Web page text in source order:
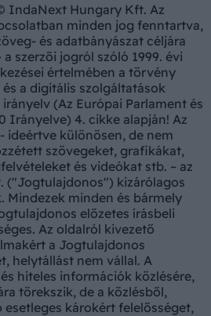
IndaNext Hungary Kft. Az
minden jog fenntartva,
és adatbányászat céljára
szerzői jogról szóló 1999. évi
értelmében a törvény
a digitális szolgáltatások
(Az Európai Parlament és
Irányelve) 4. cikke alapján! Az
ideértve különösen, de nem
szövegeket, grafikákat,
és videókat stb. – az
("Jogtulajdonos") kizárólagos
Mindezek minden és bármely
előzetes írásbeli
Az oldalról kivezető
a Jogtulajdonos
helytállást nem vállal. A
hiteles információk közlésére,
törekszik, de a közlésből,
károkért felelősséget,